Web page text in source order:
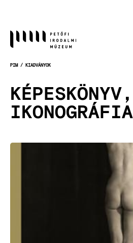
PIM KIADVÁNYOK
KÉPESKÖNYV,
IKONOGRÁFIA
Kép